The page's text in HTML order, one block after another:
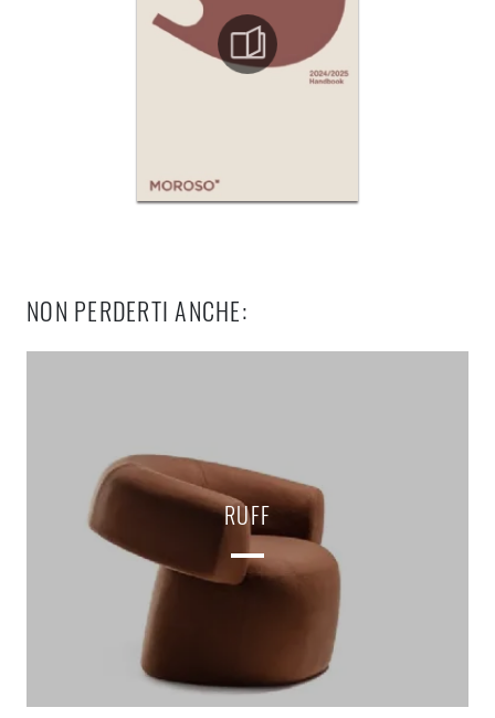
NON PERDERTI ANCHE:
RUFF